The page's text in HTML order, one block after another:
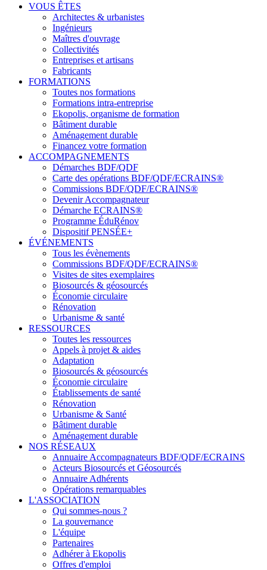
VOUS ÊTES
Architectes & urbanistes
Ingénieurs
Maîtres d'ouvrage
Collectivités
Entreprises et artisans
Fabricants
FORMATIONS
Toutes nos formations
Formations intra-entreprise
Ekopolis, organisme de formation
Bâtiment durable
Aménagement durable
Financez votre formation
ACCOMPAGNEMENTS
Démarches BDF/QDF
Carte des opérations BDF/QDF/ECRAINS®
Commissions BDF/QDF/ECRAINS®
Devenir Accompagnateur
Démarche ECRAINS®
Programme ÉduRénov
Dispositif PENSÉE+
ÉVÉNEMENTS
Tous les évènements
Commissions BDF/QDF/ECRAINS®
Visites de sites exemplaires
Biosourcés & géosourcés
Économie circulaire
Rénovation
Urbanisme & santé
RESSOURCES
Toutes les ressources
Appels à projet & aides
Adaptation
Biosourcés & géosourcés
Économie circulaire
Établissements de santé
Rénovation
Urbanisme & Santé
Bâtiment durable
Aménagement durable
NOS RÉSEAUX
Annuaire Accompagnateurs BDF/QDF/ECRAINS
Acteurs Biosourcés et Géosourcés
Annuaire Adhérents
Opérations remarquables
L'ASSOCIATION
Qui sommes-nous ?
La gouvernance
L'équipe
Partenaires
Adhérer à Ekopolis
Offres d'emploi